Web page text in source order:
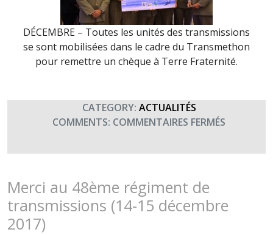
DÉCEMBRE – Toutes les unités des transmissions
se sont mobilisées dans le cadre du Transmethon
pour remettre un chèque à Terre Fraternité.
CATEGORY: ACTUALITÉS
COMMENTS: COMMENTAIRES FERMÉS
2017
Merci au 48ème régiment de
transmissions (14-15 décembre
2017)